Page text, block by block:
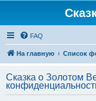
FAQ
На главную Список
Сказка о Золотом